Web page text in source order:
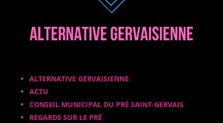
ALTERNATIVE GERVAISIENNE
ACTU
CONSEIL MUNICIPAL DU PRÉ SAINT-GERVAIS
REGARDS SUR LE PRÉ